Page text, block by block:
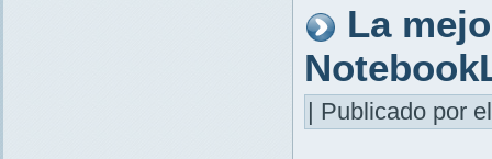
La
| Publicado por